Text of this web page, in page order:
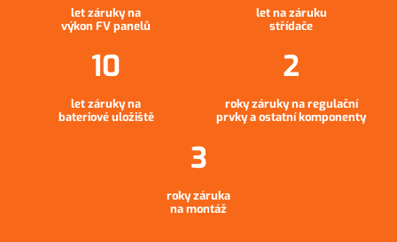
let záruky na
výkon FV panelů
let na záruku
střídače
let záruky na
bateriové uložiště
roky záruky na regulační
prvky a ostatní komponenty
roky záruka
na montáž